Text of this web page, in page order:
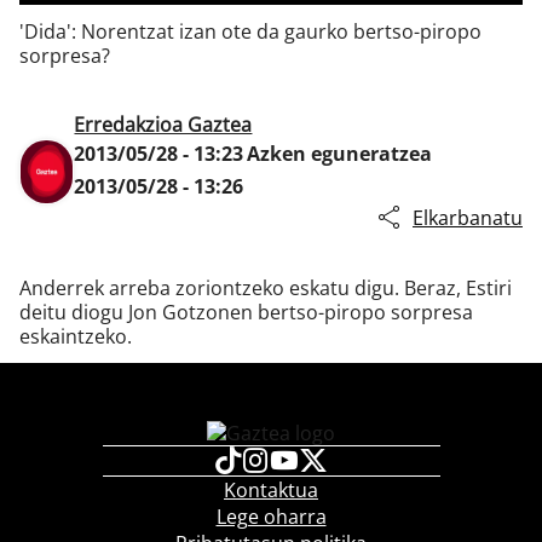
'Dida': Norentzat izan ote da gaurko bertso-piropo
sorpresa?
Erredakzioa Gaztea
2013/05/28 - 13:23Azken eguneratzea
2013/05/28 - 13:26
Elkarbanatu
Anderrek arreba zoriontzeko eskatu digu. Beraz, Estiri
deitu diogu Jon Gotzonen bertso-piropo sorpresa
eskaintzeko.
Kontaktua
Lege oharra